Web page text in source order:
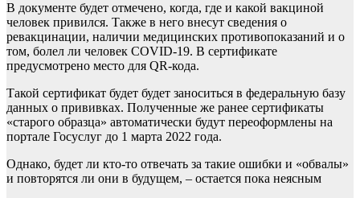
В документе будет отмечено, когда, где и какой вакциной
человек привился. Также в него внесут сведения о
ревакцинации, наличии медицинских противопоказаний и о
том, болел ли человек COVID-19. В сертификате
предусмотрено место для QR-кода.
Такой сертификат будет будет заноситься в федеральную базу
данных о прививках. Полученные же ранее сертификаты
«старого образца» автоматически будут переоформлены на
портале Госуслуг до 1 марта 2022 года.
Однако, будет ли кто-то отвечать за такие ошибки и «обвалы»
и повторятся ли они в будущем, – остается пока неясным